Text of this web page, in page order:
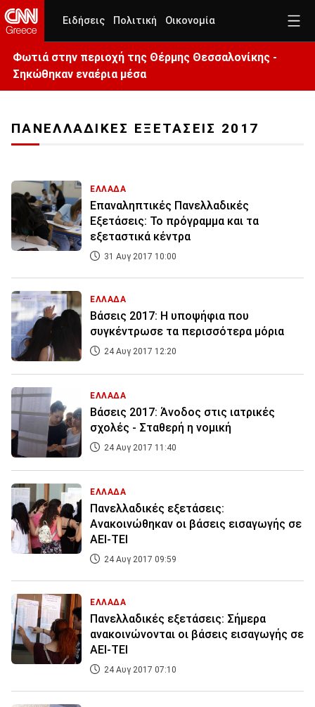
Ειδήσεις Πολιτική Οικονομία
Φωτιά στην περιοχή της Θέρμης Θεσσαλονίκης -
Σηκώθηκαν εναέρια μέσα
ΠΑΝΕΛΛΑΔΙΚΕΣ ΕΞΕΤΑΣΕΙΣ 2017
ΕΛΛΑΔΑ
Επαναληπτικές Πανελλαδικές
Εξετάσεις: Το πρόγραμμα και τα
εξεταστικά κέντρα
31 Αυγ 2017 10:00
ΕΛΛΑΔΑ
Βάσεις 2017: Η υποψήφια που
συγκέντρωσε τα περισσότερα μόρια
24 Αυγ 2017 12:20
ΕΛΛΑΔΑ
Βάσεις 2017: Άνοδος στις ιατρικές
σχολές - Σταθερή η νομική
24 Αυγ 2017 11:40
ΕΛΛΑΔΑ
Πανελλαδικές εξετάσεις:
Ανακοινώθηκαν οι βάσεις εισαγωγής σε
ΑΕΙ-ΤΕΙ
24 Αυγ 2017 09:59
ΕΛΛΑΔΑ
Πανελλαδικές εξετάσεις: Σήμερα
ανακοινώνονται οι βάσεις εισαγωγής σε
ΑΕΙ-ΤΕΙ
24 Αυγ 2017 07:10